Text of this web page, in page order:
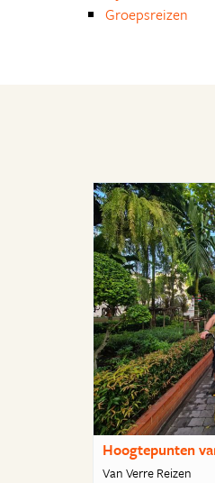
Groepsreizen
Hoogtepunten
Van Verre Reizen